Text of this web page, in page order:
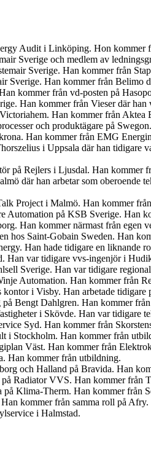
Audit i Linköping. Hon kommer
Sverige och medlem av
Sverige. Han kommer från
Sverige. Han kommer från Belimo
kommer från vd-posten på
Han kommer från Vieser där
Han kommer från Aktea
och produktägare på
Han kommer från EMG
i Uppsala där han tidigare
på Rejlers i Ljusdal. Han kommer
där han arbetar som
Project i Malmö. Han kommer
Automation på KSB Sverige. Han
Han kommer närmast från egen
hos Saint-Gobain Sweden. Han
Han hade tidigare en liknande
Han var tidigare vvs-ingenjör i
Sverige. Han var tidigare
Automation. Han kommer från
i Visby. Han arbetade tidigare
Bengt Dahlgren. Han kommer
i Skövde. Han var tidigare
Syd. Han kommer från
i Stockholm. Han kommer från
Väst. Han kommer från
Han kommer från utbildning.
och Halland på Bravida. Han
Radiator VVS. Han kommer från
på Klima-Therm. Han kommer från
kommer från samma roll på Afry.
i Halmstad.